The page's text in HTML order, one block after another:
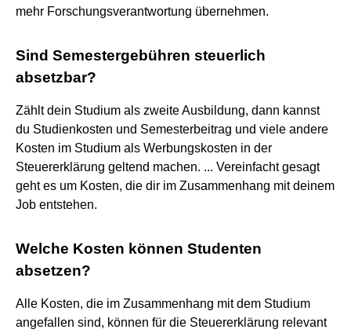
mehr Forschungsverantwortung übernehmen.
Sind Semestergebühren steuerlich
absetzbar?
Zählt dein Studium als zweite Ausbildung, dann kannst
du Studienkosten und Semesterbeitrag und viele andere
Kosten im Studium als Werbungskosten in der
Steuererklärung geltend machen. ... Vereinfacht gesagt
geht es um Kosten, die dir im Zusammenhang mit deinem
Job entstehen.
Welche Kosten können Studenten
absetzen?
Alle Kosten, die im Zusammenhang mit dem Studium
angefallen sind, können für die Steuererklärung relevant